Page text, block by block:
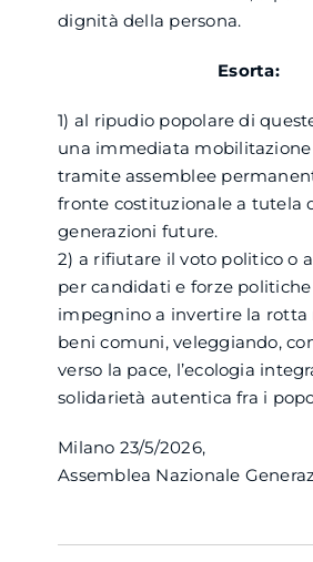
dignità della persona.
Esorta:
1) al ripudio popolare di
una immediata mobilitazione
tramite assemblee
fronte costituzionale a tutela
generazioni future.
2) a rifiutare il voto politico o
per candidati e forze politiche
impegnino a invertire la rotta
beni comuni, veleggiando,
verso la pace, l’ecologia
solidarietà autentica fra i
Milano 23/5/2026,
Assemblea Nazionale